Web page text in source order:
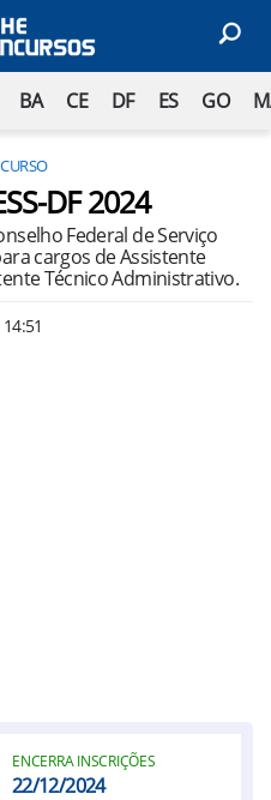
BA CE DF ES GO
DF 2024
Federal de Serviço
cargos de Assistente
Técnico Administrativo.
ENCERRA INSCRIÇÕES
22/12/2024